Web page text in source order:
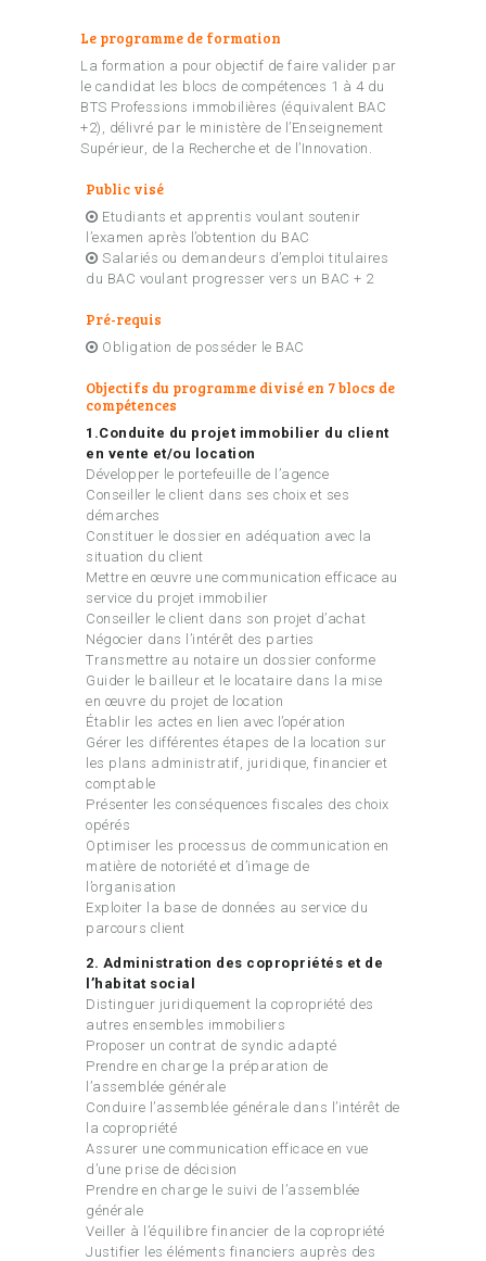
Le programme de formation
La formation a pour objectif de faire valider par
le candidat les blocs de compétences 1 à 4 du
BTS Professions immobilières (équivalent BAC
+2), délivré par le ministère de l’Enseignement
Supérieur, de la Recherche et de l’Innovation.
Public visé
Etudiants et apprentis voulant soutenir
l’examen après l’obtention du BAC
Salariés ou demandeurs d’emploi titulaires
du BAC voulant progresser vers un BAC + 2
Pré-requis
Obligation de posséder le BAC
Objectifs du programme divisé en 7 blocs de
compétences
1.Conduite du projet immobilier du client
en vente et/ou location
Développer le portefeuille de l’agence
Conseiller le client dans ses choix et ses
démarches
Constituer le dossier en adéquation avec la
situation du client
Mettre en œuvre une communication efficace au
service du projet immobilier
Conseiller le client dans son projet d’achat
Négocier dans l’intérêt des parties
Transmettre au notaire un dossier conforme
Guider le bailleur et le locataire dans la mise
en œuvre du projet de location
Établir les actes en lien avec l’opération
Gérer les différentes étapes de la location sur
les plans administratif, juridique, financier et
comptable
Présenter les conséquences fiscales des choix
opérés
Optimiser les processus de communication en
matière de notoriété et d’image de
l’organisation
Exploiter la base de données au service du
parcours client
2. Administration des copropriétés et de
l’habitat social
Distinguer juridiquement la copropriété des
autres ensembles immobiliers
Proposer un contrat de syndic adapté
Prendre en charge la préparation de
l’assemblée générale
Conduire l’assemblée générale dans l’intérêt de
la copropriété
Assurer une communication efficace en vue
d’une prise de décision
Prendre en charge le suivi de l’assemblée
générale
Veiller à l’équilibre financier de la copropriété
Justifier les éléments financiers auprès des